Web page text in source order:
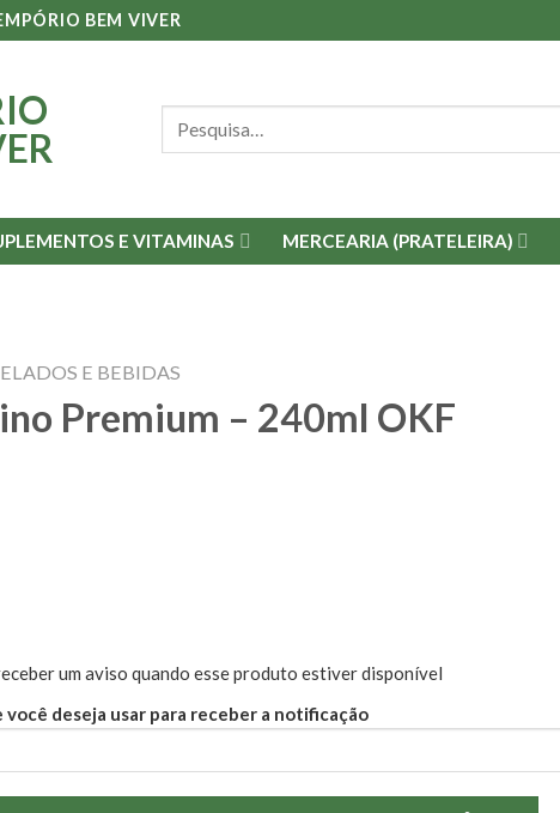
BEM VIVER
E VITAMINAS MERCEARIA (PRATELEIRA)
Adicionar
à lista.
E BEBIDAS
Premium – 240ml OKF
um aviso quando esse produto estiver disponível
você deseja usar para receber a notificação